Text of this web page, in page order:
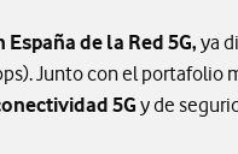
de la Red 5G, ya
Junto con el portafolio
5G y de